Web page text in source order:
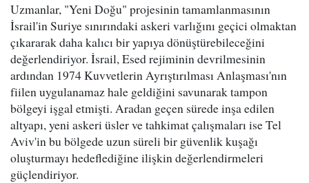
Uzmanlar, "Yeni Doğu" projesinin tamamlanmasının
İsrail'in Suriye sınırındaki askeri varlığını geçici olmaktan
çıkararak daha kalıcı bir yapıya dönüştürebileceğini
değerlendiriyor. İsrail, Esed rejiminin devrilmesinin
ardından 1974 Kuvvetlerin Ayrıştırılması Anlaşması'nın
fiilen uygulanamaz hale geldiğini savunarak tampon
bölgeyi işgal etmişti. Aradan geçen sürede inşa edilen
altyapı, yeni askeri üsler ve tahkimat çalışmaları ise Tel
Aviv'in bu bölgede uzun süreli bir güvenlik kuşağı
oluşturmayı hedeflediğine ilişkin değerlendirmeleri
güçlendiriyor.